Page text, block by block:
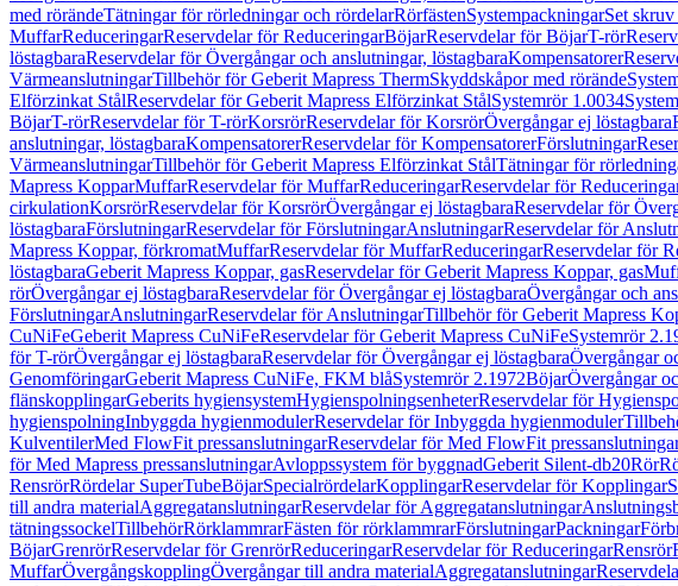
med rörändeTätningar för rörledningar och rördelarRörfästenSystempackningarSet
MuffarReduceringarReservdelar för ReduceringarBöjarReservdelar för BöjarT-rör
löstagbaraReservdelar för Övergångar och anslutningar, löstagbaraKompensatorer
VärmeanslutningarTillbehör för Geberit Mapress ThermSkyddskåpor med rörände
Elförzinkat StålReservdelar för Geberit Mapress Elförzinkat StålSystemrör 1.0034
BöjarT-rörReservdelar för T-rörKorsrörReservdelar för KorsrörÖvergångar ej löstagbara
anslutningar, löstagbaraKompensatorerReservdelar för KompensatorerFörslutningar
VärmeanslutningarTillbehör för Geberit Mapress Elförzinkat StålTätningar för
Mapress KopparMuffarReservdelar för MuffarReduceringarReservdelar för
cirkulationKorsrörReservdelar för KorsrörÖvergångar ej löstagbaraReservdelar för
löstagbaraFörslutningarReservdelar för FörslutningarAnslutningarReservdelar för
Mapress Koppar, förkromatMuffarReservdelar för MuffarReduceringarReservdelar för
löstagbaraGeberit Mapress Koppar, gasReservdelar för Geberit Mapress Koppar, gas
rörÖvergångar ej löstagbaraReservdelar för Övergångar ej löstagbaraÖvergångar och
FörslutningarAnslutningarReservdelar för AnslutningarTillbehör för Geberit Mapress
CuNiFeGeberit Mapress CuNiFeReservdelar för Geberit Mapress CuNiFeSystemrör
för T-rörÖvergångar ej löstagbaraReservdelar för Övergångar ej löstagbaraÖvergångar
GenomföringarGeberit Mapress CuNiFe, FKM blåSystemrör 2.1972BöjarÖvergångar
flänskopplingarGeberits hygiensystemHygienspolningsenheterReservdelar för
hygienspolningInbyggda hygienmodulerReservdelar för Inbyggda hygienmoduler
KulventilerMed FlowFit pressanslutningarReservdelar för Med FlowFit
för Med Mapress pressanslutningarAvloppssystem för byggnadGeberit Silent-db20Rör
RensrörRördelar SuperTubeBöjarSpecialrördelarKopplingarReservdelar för Kopplingar
till andra materialAggregatanslutningarReservdelar för Aggregatanslutningar
tätningssockelTillbehörRörklammrarFästen för rörklammrarFörslutningarPackningar
BöjarGrenrörReservdelar för GrenrörReduceringarReservdelar för ReduceringarRensrör
MuffarÖvergångskopplingÖvergångar till andra materialAggregatanslutningar